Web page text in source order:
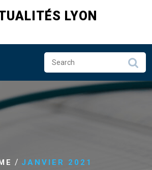
LYON
/ JANVIER 2021